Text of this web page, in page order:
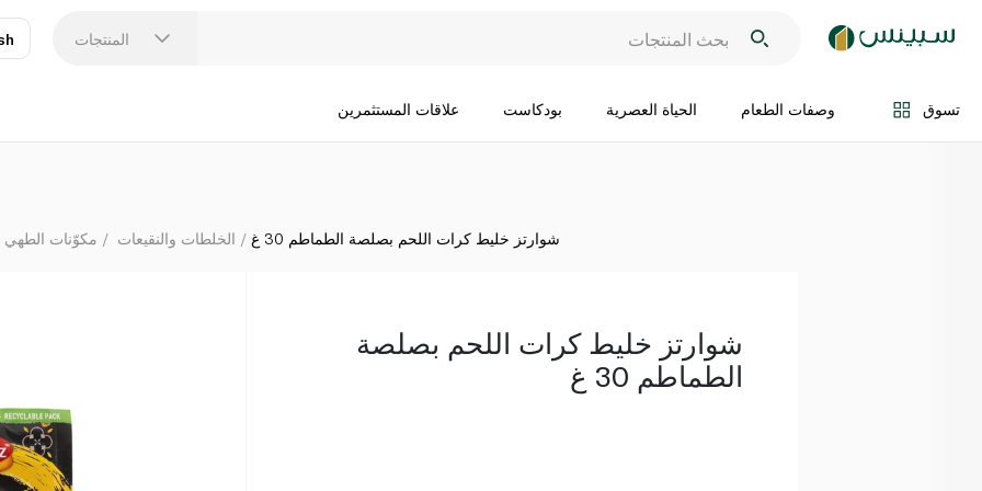
المنتجات
تسوق وصفات الطعام الحياة العصرية بودكاست علاقات المستثمرين
اضف الى السلة
مكوّنات الطهي الخلطات والنقيعات شوارتز خليط كرات اللحم بصلصة الطماطم 30 غ
شوارتز خليط كرات اللحم بصلصة
الطماطم 30 غ